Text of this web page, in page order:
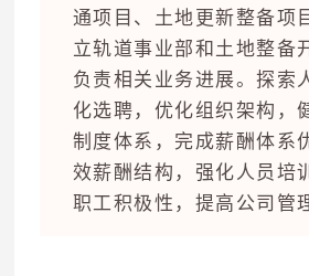
通项目、土地更新整备项
立轨道事业部和土地整备
负责相关业务进展。探索
化选聘，优化组织架构，
制度体系，完成薪酬体系
效薪酬结构，强化人员培
职工积极性，提高公司管